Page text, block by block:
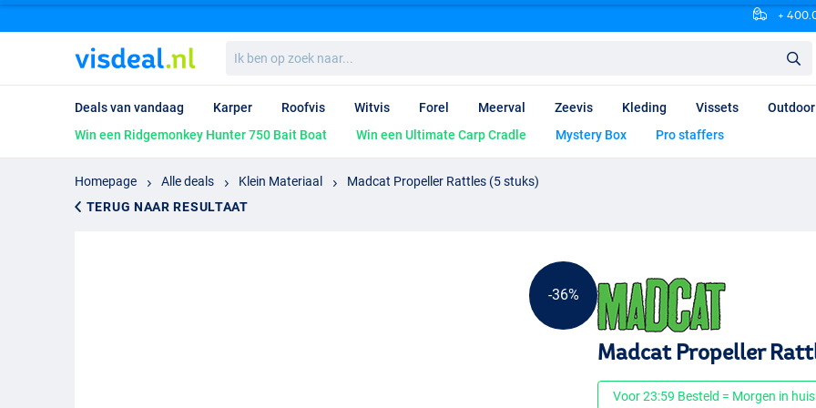
+
ben
op
naar...
Deals van vandaag Karper Roofvis Witvis Forel Meerval Zeevis Kleding Vissets Outdoor
Win een Ridgemonkey Hunter 750 Bait Boat
Win een Ultimate Carp Cradle Mystery Box Pro staffers
Homepage Alle deals Klein Materiaal
Madcat Propeller Rattles (5 stuks)
TERUG NAAR RESULTAAT
-36%
Madcat Propeller
Voor 23:59 Besteld = Morgen in